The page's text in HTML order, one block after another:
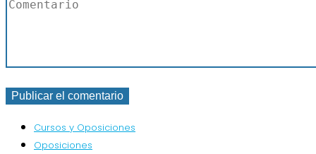
Cursos y Oposiciones
Oposiciones